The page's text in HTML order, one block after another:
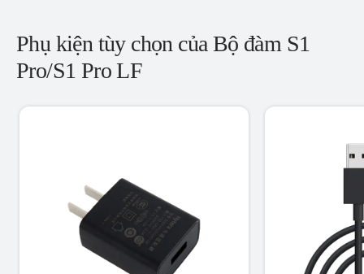
Phụ kiện tùy chọn của Bộ đàm S1
Pro/S1 Pro LF